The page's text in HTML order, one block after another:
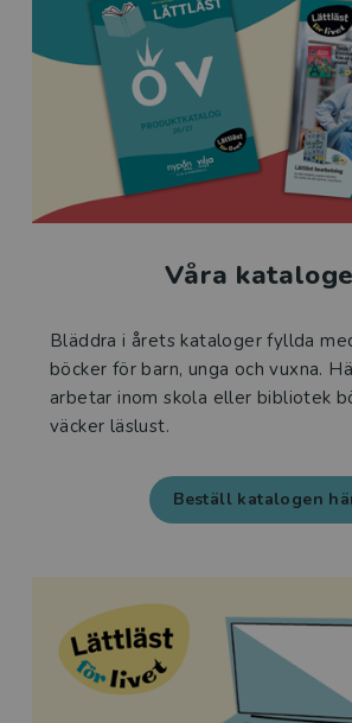
Våra
Bläddra i årets kataloger fyllda
böcker för barn, unga och vuxna.
arbetar inom skola eller bibliotek
väcker läslust.
Beställ katalogen